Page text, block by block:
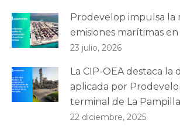
Prodevelop impulsa la
emisiones marítimas en
23 julio, 2026
La CIP-OEA destaca la
aplicada por
terminal de La
22 diciembre, 2025